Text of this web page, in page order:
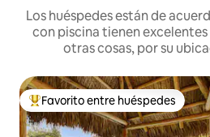
Los huéspedes están de
con piscina tienen
otras cosas, por su
Favorito entre huéspedes
Favorito entre huéspedes